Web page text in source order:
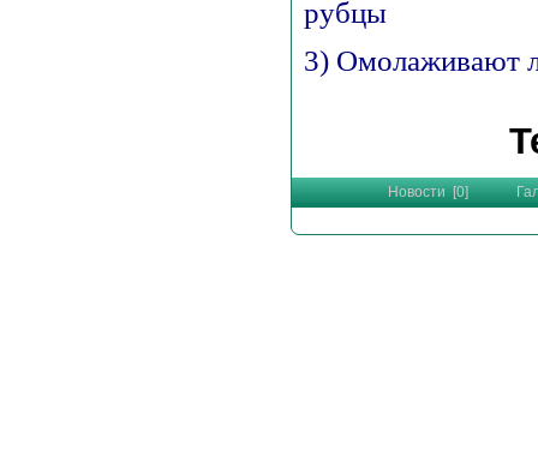
рубцы
3) Омолаживают
Новости [0]